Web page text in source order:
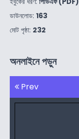
ডাউনলোড: 163
মোট পৃষ্ঠা: 232
অনলাইনে পড়ুন
Prev